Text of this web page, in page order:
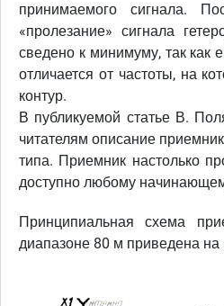
принимаемого сигнала.
«пролезание» сигнала
сведено к минимуму, так как
отличается от частоты, на
контур.
В публикуемой статье В.
читателям описание
типа. Приемник настолько
доступно любому
Принципиальная схема
диапазоне 80 м приведена на